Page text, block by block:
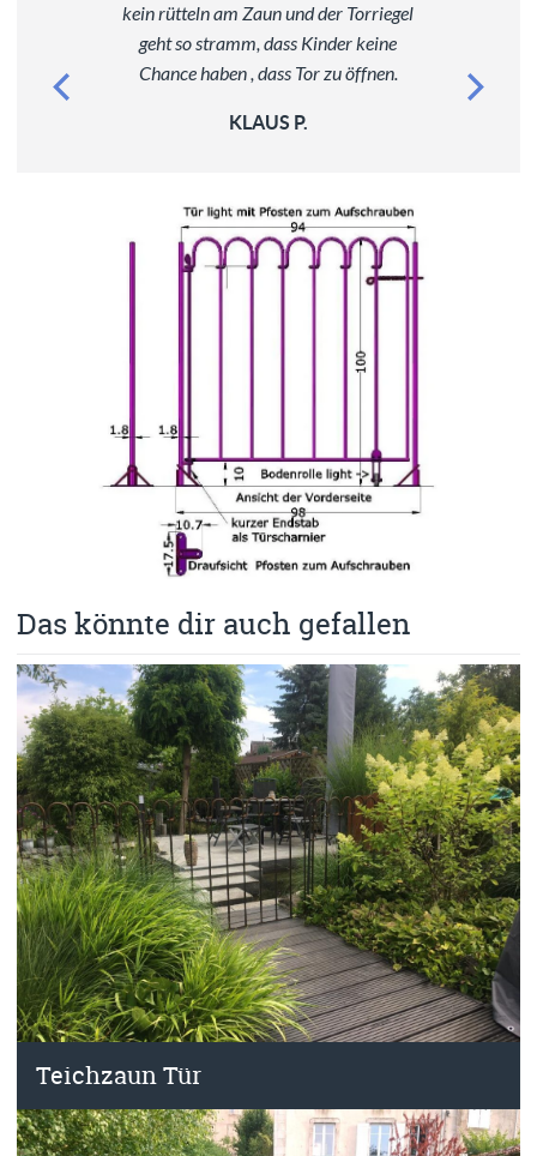
kein rütteln am Zaun und der Torriegel
geht so stramm, dass Kinder keine
Chance haben , dass Tor zu öffnen.
KLAUS P.
Das könnte dir auch gefallen
Teichzaun Tür